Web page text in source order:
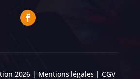
2026 | Mentions légales| CGV